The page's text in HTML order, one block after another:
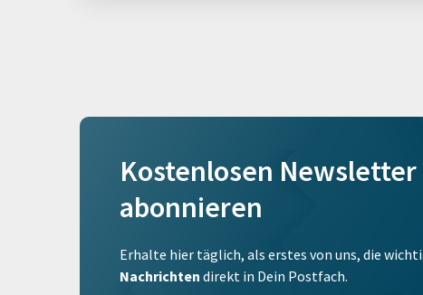
Kostenlosen Newsletter
abonnieren
Erhalte hier täglich, als erstes von uns, die
Nachrichten direkt in Dein Postfach.